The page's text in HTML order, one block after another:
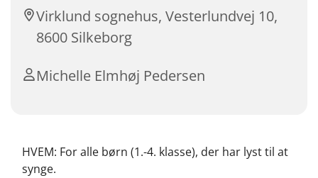
Virklund sognehus, Vesterlundvej 10,
8600 Silkeborg
Michelle Elmhøj Pedersen
HVEM: For alle børn (1.-4. klasse), der har lyst til at
synge.